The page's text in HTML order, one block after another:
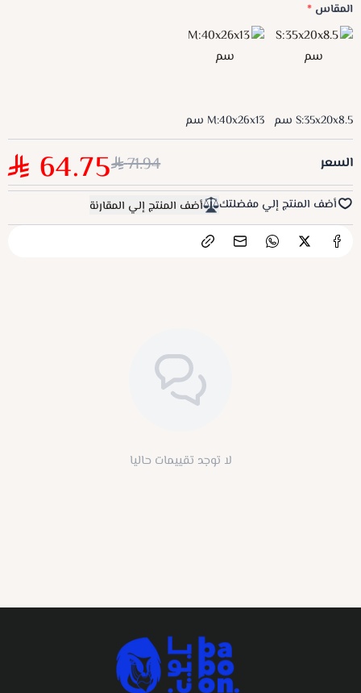
المقاس *
S:35x20x8.5 سم M:40x26x13 سم
السعر 71.94
64.75
أضف المنتج إلي مفضلتك أضف المنتج إلي المقارنة
لا توجد تقييمات حاليا